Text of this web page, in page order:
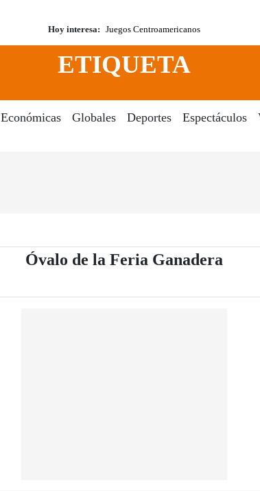
Hoy interesa: Juegos Centroamericanos
ETIQUETA
Económicas Globales Deportes Espectáculos
Óvalo de la Feria Ganadera